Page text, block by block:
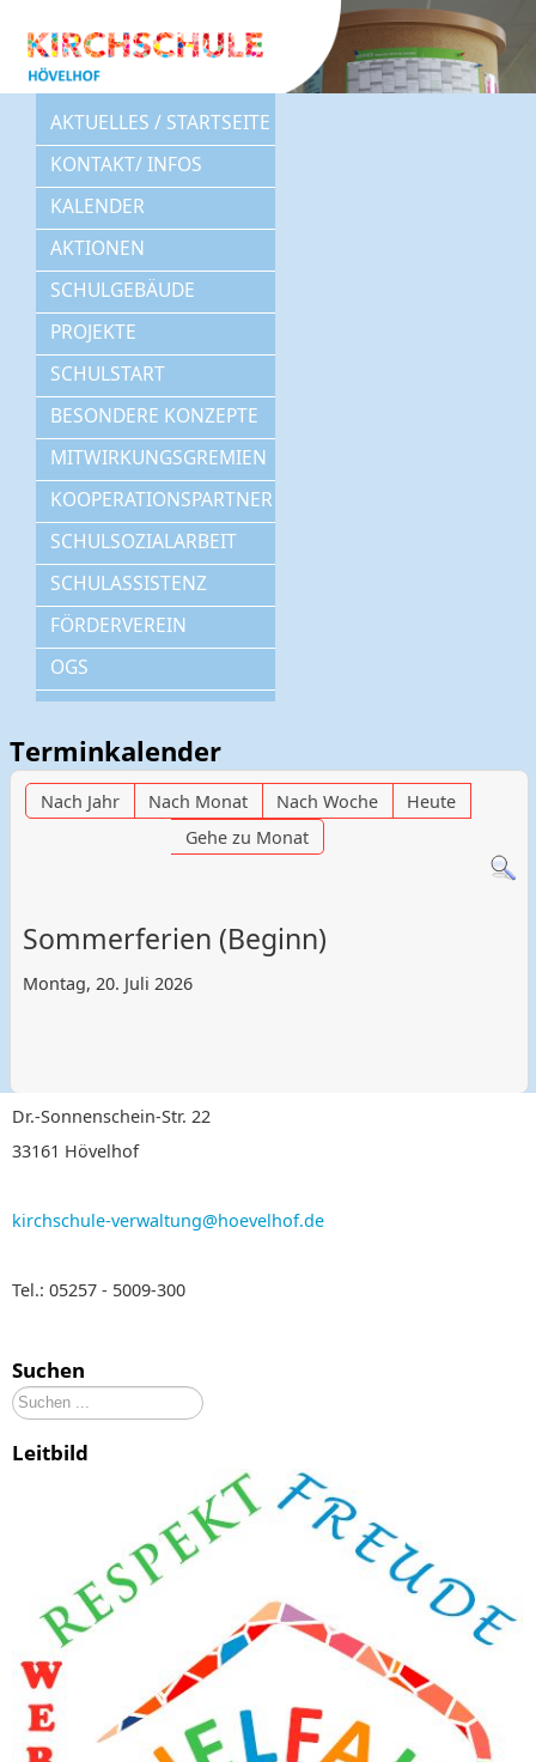
AKTUELLES / STARTSEITE
KONTAKT/ INFOS
KALENDER
AKTIONEN
SCHULGEBÄUDE
PROJEKTE
SCHULSTART
BESONDERE KONZEPTE
MITWIRKUNGSGREMIEN
KOOPERATIONSPARTNER
SCHULSOZIALARBEIT
SCHULASSISTENZ
FÖRDERVEREIN
OGS
Terminkalender
Nach Jahr Nach Monat Nach Woche
Heute
Gehe zu Monat
Sommerferien (Beginn)
Montag, 20. Juli 2026
Dr.-Sonnenschein-Str. 22
33161 Hövelhof
kirchschule-verwaltung@hoevelhof.de
Tel.: 05257 - 5009-300
Suchen
Suchen
...
Leitbild